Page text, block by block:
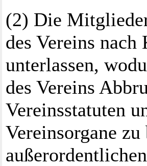
(2) Die
des Vereins
unterlassen,
des Vereins
Vereinsstatuten
Vereinsorgane